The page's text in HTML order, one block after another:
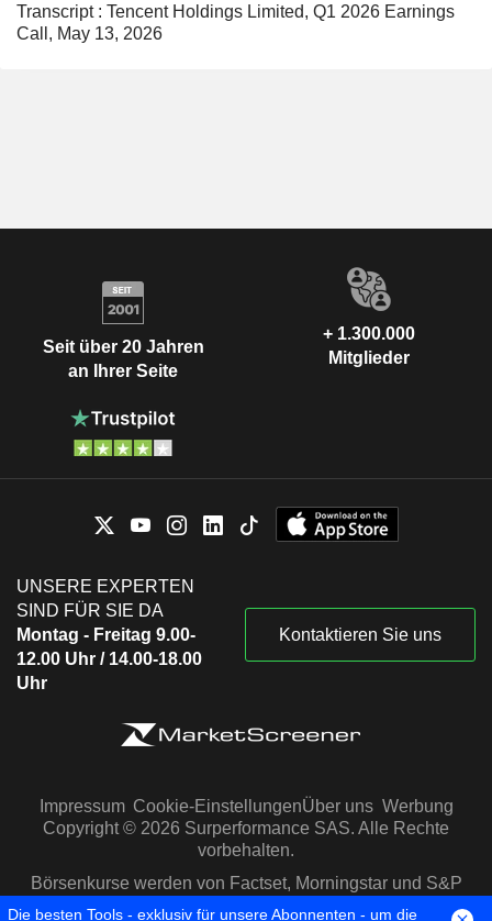
Transcript : Tencent Holdings Limited, Q1 2026 Earnings
Call, May 13, 2026
Seit über 20 Jahren
an Ihrer Seite
+ 1.300.000
Mitglieder
UNSERE EXPERTEN
SIND FÜR SIE DA
Montag - Freitag 9.00-
12.00 Uhr / 14.00-18.00
Uhr
Kontaktieren Sie uns
Impressum Cookie-EinstellungenÜber uns Werbung
Copyright © 2026 Surperformance SAS. Alle Rechte
vorbehalten.
Börsenkurse werden von Factset, Morningstar und S&P
Capital IQ zur Verfügung gestellt
Die besten Tools - exklusiv für unsere Abonnenten - um die